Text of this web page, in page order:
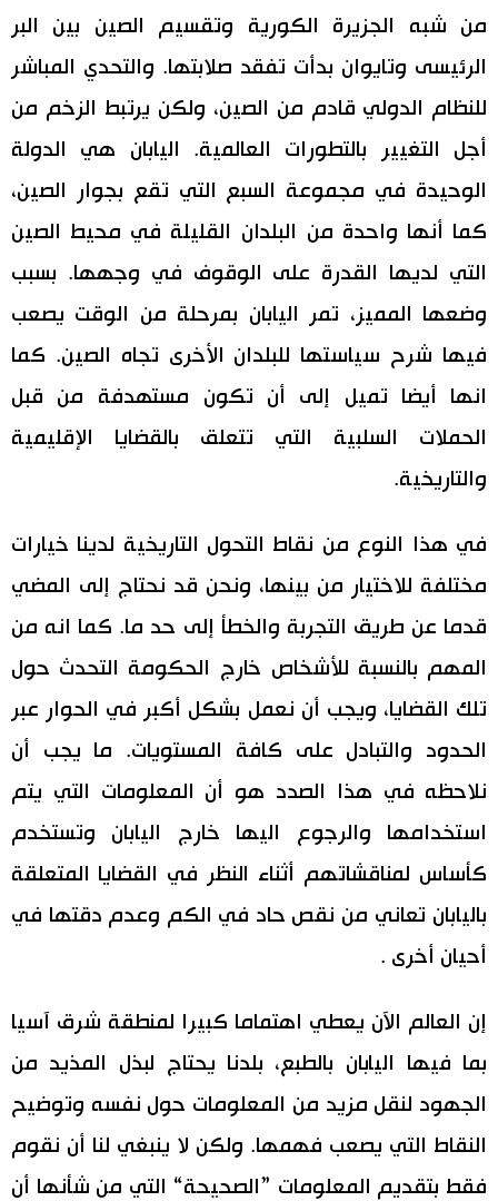
من شبه الجزيرة الكورية وتقسيم الصين بين البر
الرئيسى وتايوان بدأت تفقد صلابتها. والتحدي المباشر
للنظام الدولي قادم من الصين، ولكن يرتبط الزخم من
أجل التغيير بالتطورات العالمية. اليابان هي الدولة
الوحيدة في مجموعة السبع التي تقع بجوار الصين،
كما أنها واحدة من البلدان القليلة في محيط الصين
التي لديها القدرة على الوقوف في وجهها. بسبب
وضعها المميز، تمر اليابان بمرحلة من الوقت يصعب
فيها شرح سياستها للبلدان الأخرى تجاه الصين. كما
انها أيضا تميل إلى أن تكون مستهدفة من قبل
الحملات السلبية التي تتعلق بالقضايا الإقليمية
والتاريخية.
في هذا النوع من نقاط التحول التاريخية لدينا خيارات
مختلفة للاختيار من بينها، ونحن قد نحتاج إلى المضي
قدما عن طريق التجربة والخطأ إلى حد ما. كما انه من
المهم بالنسبة للأشخاص خارج الحكومة التحدث حول
تلك القضايا، ويجب أن نعمل بشكل أكبر في الحوار عبر
الحدود والتبادل على كافة المستويات. ما يجب أن
نلاحظه في هذا الصدد هو أن المعلومات التي يتم
استخدامها والرجوع اليها خارج اليابان وتستخدم
كأساس لمناقشاتهم أثناء النظر في القضايا المتعلقة
باليابان تعاني من نقص حاد في الكم وعدم دقتها في
أحيان أخرى .
إن العالم الآن يعطي اهتماما كبيرا لمنطقة شرق آسيا
بما فيها اليابان بالطبع، بلدنا يحتاج لبذل المذيد من
الجهود لنقل مزيد من المعلومات حول نفسه وتوضيح
النقاط التي يصعب فهمها. ولكن لا ينبغي لنا أن نقوم
فقط بتقديم المعلومات ”الصحيحة“ التي من شأنها أن